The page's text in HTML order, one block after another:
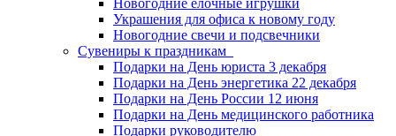
Новогодние елочные игрушки
Украшения для офиса к новому году
Новогодние свечи и подсвечники
Сувениры к праздникам
Подарки на День юриста 3 декабря
Подарки на День энергетика 22 декабря
Подарки на День России 12 июня
Подарки на День медицинского работника
Подарки руководителю